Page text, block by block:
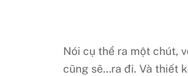
Nói cụ thể ra một chút,
cũng sẽ…ra đi. Và thiết